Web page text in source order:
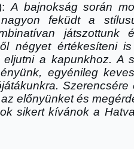
A bajnokság során
feküdt a
játszottunk
ől négyet értékesíteni
a kapunkhoz. A
egyénileg
Szerencsére
előnyünket és
sikert kívánok a